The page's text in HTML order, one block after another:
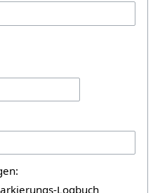
Logbuch